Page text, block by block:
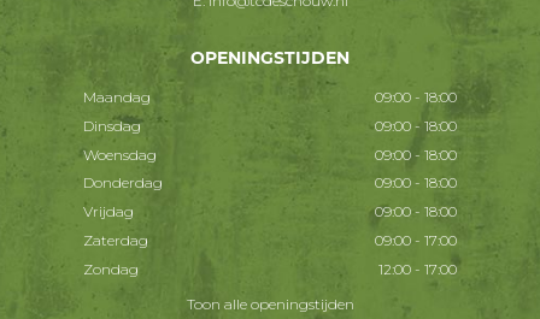
OPENINGSTIJDEN
Maandag
09:00 - 18:00
Dinsdag
09:00 - 18:00
Woensdag
09:00 - 18:00
Donderdag
09:00 - 18:00
Vrijdag
09:00 - 18:00
Zaterdag
09:00 - 17:00
Zondag
12:00 - 17:00
Toon alle openingstijden